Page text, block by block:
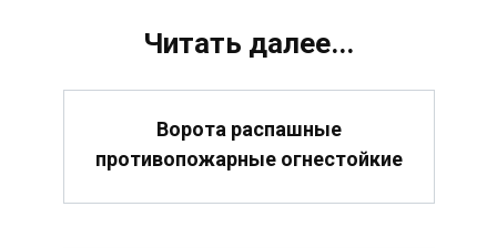
Читать далее...
Ворота распашные
противопожарные огнестойкие